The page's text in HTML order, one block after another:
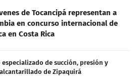
de Tocancipá representan a
en concurso internacional de
en Costa Rica
de succión, presión y
de Zipaquirá